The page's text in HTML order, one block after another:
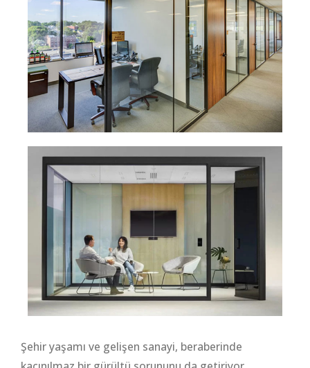
Şehir yaşamı ve gelişen sanayi, beraberinde